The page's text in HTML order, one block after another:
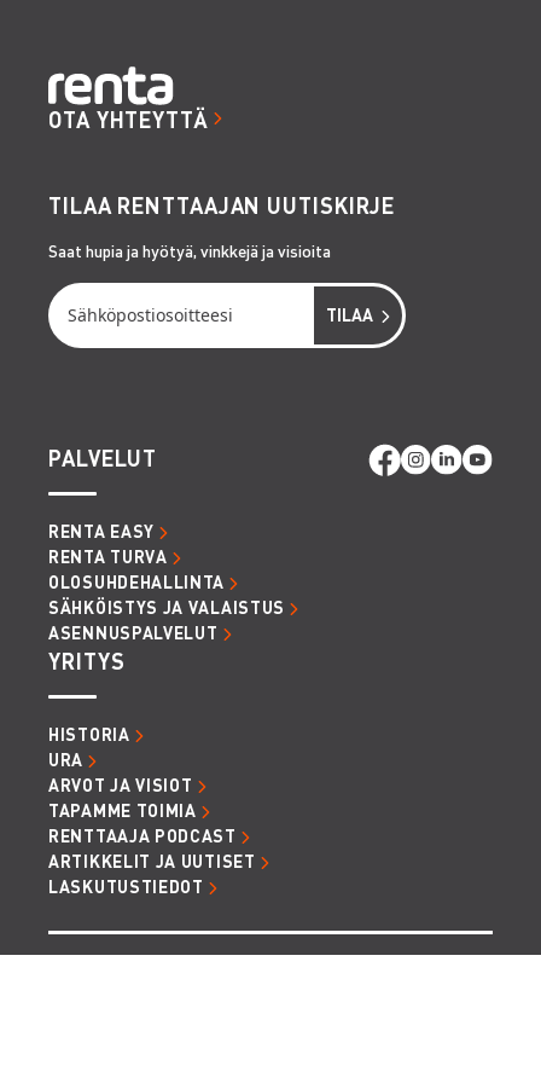
OTA YHTEYTTÄ
TILAA RENTTAAJAN UUTISKIRJE
Saat hupia ja hyötyä, vinkkejä ja visioita
PALVELUT
RENTA EASY
RENTA TURVA
OLOSUHDEHALLINTA
SÄHKÖISTYS JA VALAISTUS
ASENNUSPALVELUT
YRITYS
HISTORIA
URA
ARVOT JA VISIOT
TAPAMME TOIMIA
RENTTAAJA PODCAST
ARTIKKELIT JA UUTISET
LASKUTUSTIEDOT